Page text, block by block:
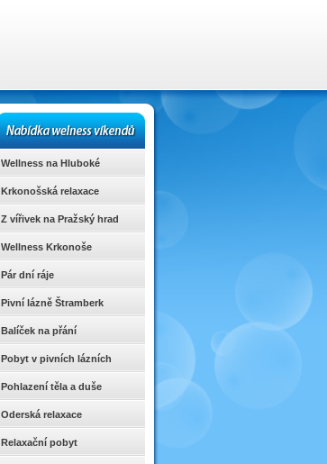
Wellness na Hluboké
Krkonošská relaxace
Z vířivek na Pražský hrad
Wellness Krkonoše
Pár dní ráje
Pivní lázně Štramberk
Balíček na přání
Pobyt v pivních lázních
Pohlazení těla a duše
Oderská relaxace
Relaxační pobyt